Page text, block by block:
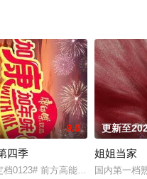
9.0
四季
档0123# 前方高能年味预警！《
更新至
姐姐当家
国内第一档